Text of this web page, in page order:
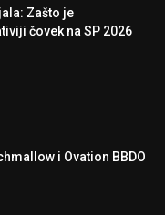
Zašto je
čovek na SP 2026
i Ovation BBDO